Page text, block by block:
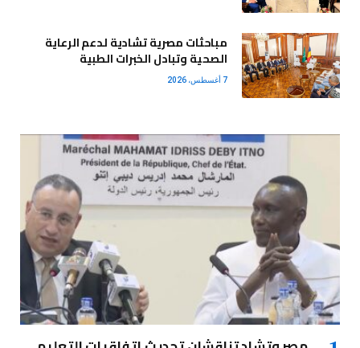
مباحثات مصرية تشادية لدعم الرعاية
الصحية وتبادل الخبرات الطبية
7 أغسطس، 2026